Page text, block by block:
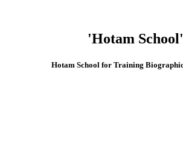
'Hotam School'